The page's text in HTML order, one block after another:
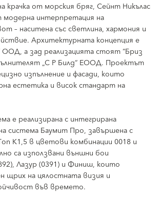
крачка от морския бряг, Сейнт Никълас
модерна интерпретация на
– наситена със светлина, хармония и
Архитектурната концепция е
ООД, а зад реализацията стоят “Бриз
„С Р Билд“ ЕООД. Проектът
изпълнение и фасади, които
естетика и висок стандарт на
е реализирана с интегрирана
система Баумит Про, завършена с
К1,5 в цветови комбинации 0018 и
са използвани външни бои
Лазур (0391) и Финиш, които
щрих на цялостната визия и
във времето.